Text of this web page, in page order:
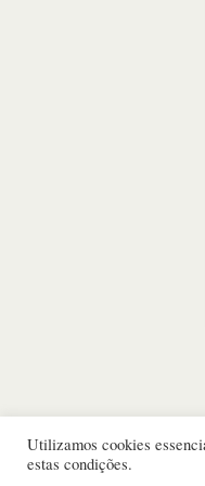
Utilizamos cookies
estas condições.